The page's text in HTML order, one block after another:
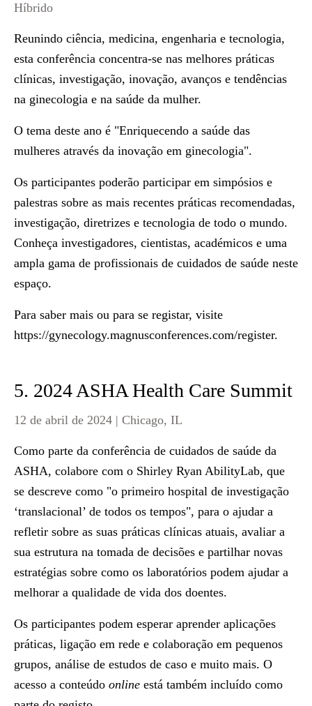
Híbrido
Reunindo ciência, medicina, engenharia e tecnologia,
esta conferência concentra-se nas melhores práticas
clínicas, investigação, inovação, avanços e tendências
na ginecologia e na saúde da mulher.
O tema deste ano é "Enriquecendo a saúde das
mulheres através da inovação em ginecologia".
Os participantes poderão participar em simpósios e
palestras sobre as mais recentes práticas recomendadas,
investigação, diretrizes e tecnologia de todo o mundo.
Conheça investigadores, cientistas, académicos e uma
ampla gama de profissionais de cuidados de saúde neste
espaço.
Para saber mais ou para se registar, visite
https://gynecology.magnusconferences.com/register.
5. 2024 ASHA Health Care Summit
12 de abril de 2024 | Chicago, IL
Como parte da conferência de cuidados de saúde da
ASHA, colabore com o Shirley Ryan AbilityLab, que
se descreve como "o primeiro hospital de investigação
‘translacional’ de todos os tempos", para o ajudar a
refletir sobre as suas práticas clínicas atuais, avaliar a
sua estrutura na tomada de decisões e partilhar novas
estratégias sobre como os laboratórios podem ajudar a
melhorar a qualidade de vida dos doentes.
Os participantes podem esperar aprender aplicações
práticas, ligação em rede e colaboração em pequenos
grupos, análise de estudos de caso e muito mais. O
acesso a conteúdo online está também incluído como